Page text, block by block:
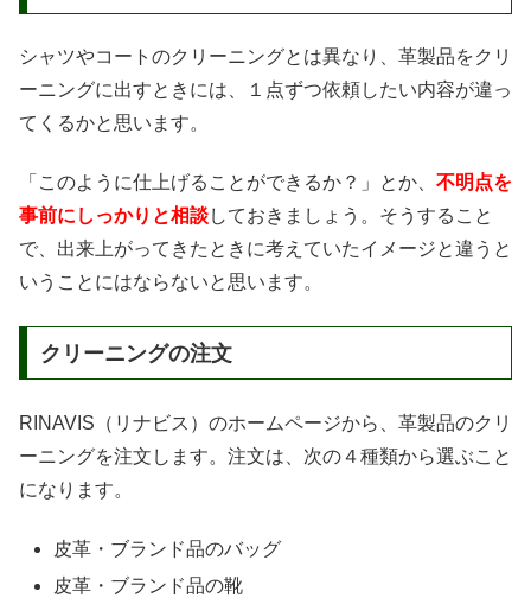
シャツやコートのクリーニングとは異なり、革製品をクリ
ーニングに出すときには、１点ずつ依頼したい内容が違っ
てくるかと思います。
「このように仕上げることができるか？」とか、 不明点を
事前にしっかりと相談しておきましょう。そうすること
で、出来上がってきたときに考えていたイメージと違うと
いうことにはならないと思います。
クリーニングの注文
RINAVIS（リナビス）のホームページから、革製品のクリ
ーニングを注文します。注文は、次の４種類から選ぶこと
になります。
皮革・ブランド品のバッグ
皮革・ブランド品の靴